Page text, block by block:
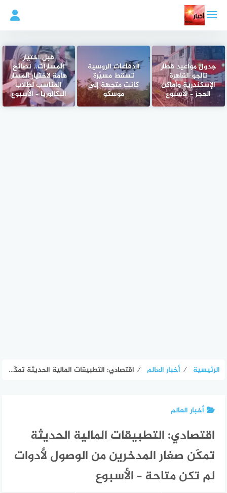
المحتوى
جدول مواعيد قطار
تالجو القاهرة
الإسكندرية وأماكن
الحجز – الأسبوع
الدفاعات الروسية
تسقط مسيّرة
كانت متجهة إلى
موسكو
قبل اختيار
المسارات.. نصائح
هامة لاختيار المسار
المناسب لطلاب
البكالوريا – الأسبوع
الرئيسية ⁄ أخبار العالم ⁄ اقتصادي: التطبيقات المالية الحديثة تمكّن صغار المدخرين من الوصول لأدوات لم تكن متاحة – الأسبوع
أخبار العالم
اقتصادي: التطبيقات المالية الحديثة
تمكّن صغار المدخرين من الوصول لأدوات
لم تكن متاحة – الأسبوع